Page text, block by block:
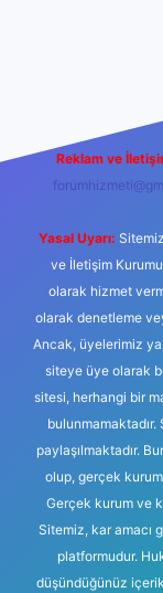
Reklam ve
Yasal Uyarı:
ve İletişim Kurumu
olarak hizmet
olarak denetleme
Ancak, üyelerimiz
siteye üye olarak
sitesi, herhangi bir
bulunmamaktadır.
paylaşılmaktadır.
olup, gerçek
Gerçek kurum ve
Sitemiz, kar amacı
platformudur.
düşündüğünüz